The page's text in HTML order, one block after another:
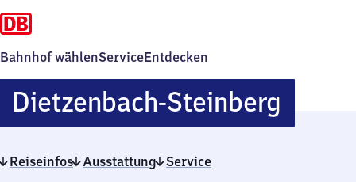
Bahnhof wählenServiceEntdecken
Dietzenbach-Steinberg
Reiseinfos Ausstattung Service